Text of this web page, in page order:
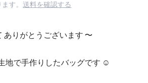
す。 送料を確認する
ありがとうございます 〜
地で手作りしたバッグです ☺︎